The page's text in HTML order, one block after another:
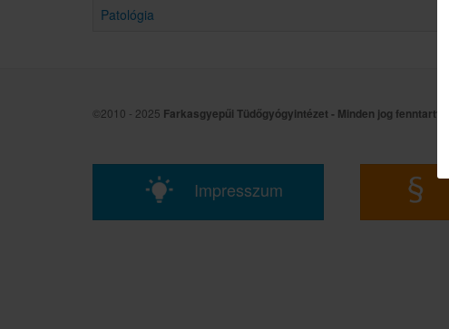
Patológia
©2010 - 2025 Farkasgyepűi Tüdőgyógyintézet - Minden jog fenntartva!
Impresszum